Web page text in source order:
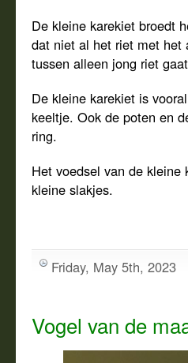
De kleine karekiet broedt
dat niet al het riet met het
tussen alleen jong riet
De kleine karekiet is
keeltje. Ook de poten en
ring.
Het voedsel van de kleine
kleine slakjes.
Friday, May 5th, 2023
Vogel van de